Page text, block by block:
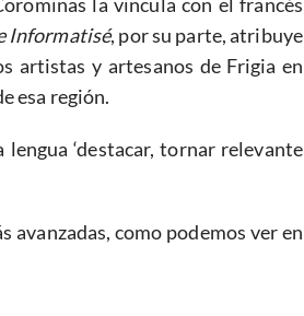
Informatisé, por su parte, atribuye
artistas y artesanos de Frigia en
esa región.
lengua ‘destacar, tornar relevante
como podemos ver en